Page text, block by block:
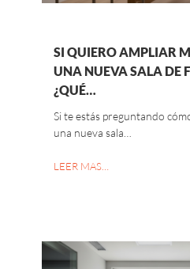
SI QUIERO AMPLIAR
UNA NUEVA SALA DE
¿QUÉ…
Si te estás preguntando
una nueva sala…
LEER MAS…